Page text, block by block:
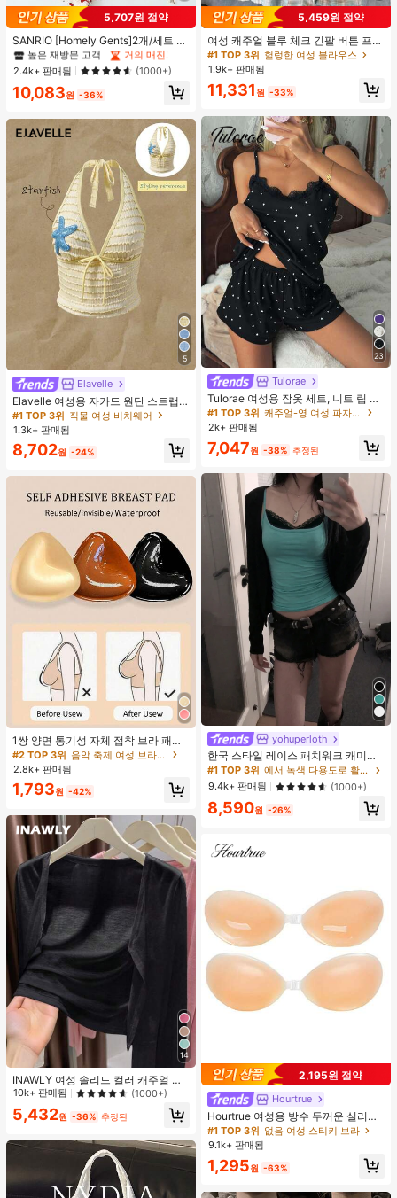
5,707원 절약
SANRIO [Homely Gents]2개/세트 여
성 프린트 라펠 반팔 버튼 포켓 상의
및 보우 반바지 잠옷 세트, 캐주얼 홈
웨어, 봄/여름에 적합
#1 TOP 3위
프라이드 월 여성 파자마 세트
높은 재방문 고객
거의 매진!
#1 TOP 3위
프라이드 월 여성 파자마 세트
높은 재방문 고객
거의 매진!
#1 TOP 3위
프라이드 월 여성 파자마 세트
높은 재방문 고객
거의 매진!
#1 TOP 3위
프라이드 월 여성 파자마 세트
높은 재방문 고객
2.4k+ 판매됨 (1000+)
10,083원 -36%
5
Elavelle
Elavelle 여성용 자카드 원단 스트랩
불가사리 장식 홀터 탑, 봄/여름에 적
합 (탑만 포함, 반바지 미포함)
#1 TOP 3위 직물 여성 비치웨어
1.3k+ 판매됨
8,702원 -24%
1쌍 양면 통기성 자체 접착 브라 패드,
두꺼워진 삼각형 푸쉬업 디자인, 재사
용 가능, 보이지 않는 비키니 브라 삽
입물, 수영에 적합
#2 TOP 3위
음악 축제 여성 브라 액세서리
2.8k+ 판매됨
1,793원 -42%
14
INAWLY 여성 솔리드 컬러 캐주얼 얇
은 가디건, 봄/여름
10k+ 판매됨 (1000+)
5,432원 -36% 추정된
5,459원 절약
여성 캐주얼 블루 체크 긴팔 버튼 프론
트 폴리에스터 셔츠, 레귤러 핏, 봄 의
류, 편안한 스타일
#1 TOP 3위 헐렁한 여성 블라우스
1.9k+ 판매됨
11,331 원 -33%
23
Tulorae
Tulorae 여성용 잠옷 세트, 니트 립 원
단, 하트 프린트 대비 레이스 트림, 로
맨틱 달콤 귀여운 섹시 캐미솔 & 반바
지 베이비돌 잠옷 세트 투피스 나이트
세트 섹시 잠옷 세트 여성용 잠옷 롬퍼
투피스 잠옷 세트 여성용 잠옷 세트 도
트 잠옷 세트 잠옷 반바지 세트 투피스
잠옷 세트 여성용 여름 세트 도트 반바
지 세트 여성용 잠옷 세트 반바지 잠옷
세트 여성용 투피스 여름 라운지 세트
#1 TOP 3위
캐주얼-영 여성 파자마 세트
2k+ 판매됨
7,047원 -38% 추정된
yohuperloth
한국 스타일 레이스 패치워크 캐미솔
탱크 탑, Y2K 에스테틱, 스트리트웨어
캐주얼 여름
#1 TOP 3위
에서 녹색 다용도로 활용 가능한 데일리 탑
9.4k+ 판매됨
(1000+)
8,590원 -26%
2,195원 절약
Hourtrue
Hourtrue 여성용 방수 두꺼운 실리콘
가슴 페탈, 작은 가슴 리프트업 & 푸시
인용, 웨딩 촬영 및 들러리용
#1 TOP 3위 없음 여성 스티키 브라
9.1k+ 판매됨
1,295원 -63%